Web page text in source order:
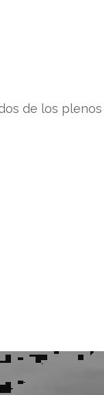
de los plenos